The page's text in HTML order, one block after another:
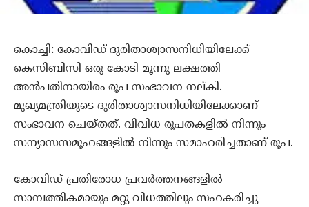
കൊച്ചി: കോവിഡ് ദുരിതാശ്വാസനിധിയിലേക്ക്
കെസിബിസി ഒരു കോടി മൂന്നു ലക്ഷത്തി
അന്‍പതിനായിരം രൂപ സംഭാവന നല്കി.
മുഖ്യമന്ത്രിയുടെ ദുരിതാശ്വാസനിധിയിലേക്കാണ്
സംഭാവന ചെയ്തത്. വിവിധ രൂപതകളില്‍ നിന്നും
സന്യാസസമൂഹങ്ങളില്‍ നിന്നും സമാഹരിച്ചതാണ് രൂപ.
കോവിഡ് പ്രതിരോധ പ്രവര്‍ത്തനങ്ങളില്‍
സാമ്പത്തികമായും മറ്റു വിധത്തിലും സഹകരിച്ചു